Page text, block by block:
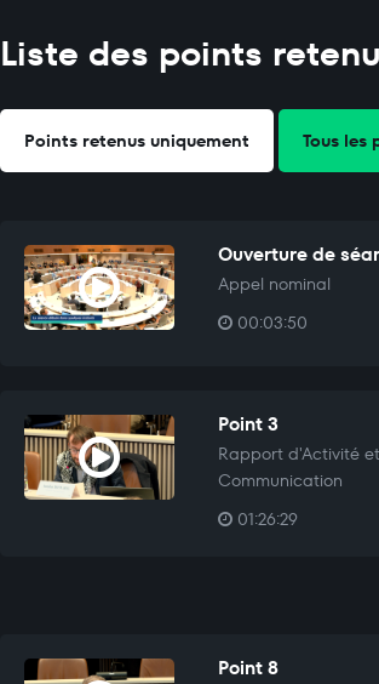
Liste des points
Points retenus uniquement Tous les
Ouverture de
Appel nominal
00:03:50
Point 3
Rapport d'Activité
Communication
01:26:29
Point 8